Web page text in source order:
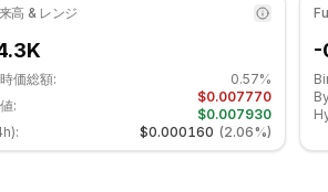
高 & レンジ
価総額:
0.57%
:
$0.007770
$0.007930
$0.000160 (2.06%)
-